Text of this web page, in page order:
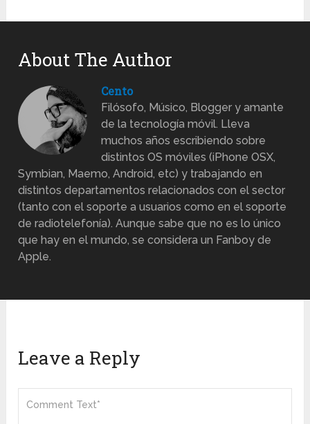
About The Author
Cento
Filósofo, Músico, Blogger y amante
de la tecnología móvil. Lleva
muchos años escribiendo sobre
distintos OS móviles (iPhone OSX,
Symbian, Maemo, Android, etc) y trabajando en
distintos departamentos relacionados con el sector
(tanto con el soporte a usuarios como en el soporte
de radiotelefonía). Aunque sabe que no es lo único
que hay en el mundo, se considera un Fanboy de
Apple.
Leave a Reply